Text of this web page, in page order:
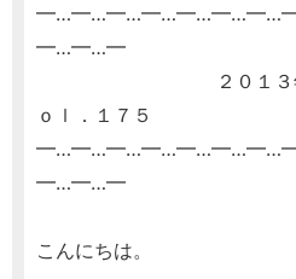
━…━…━
２０１３年１
ｏｌ．１７５
━…━…━
こんにちは。